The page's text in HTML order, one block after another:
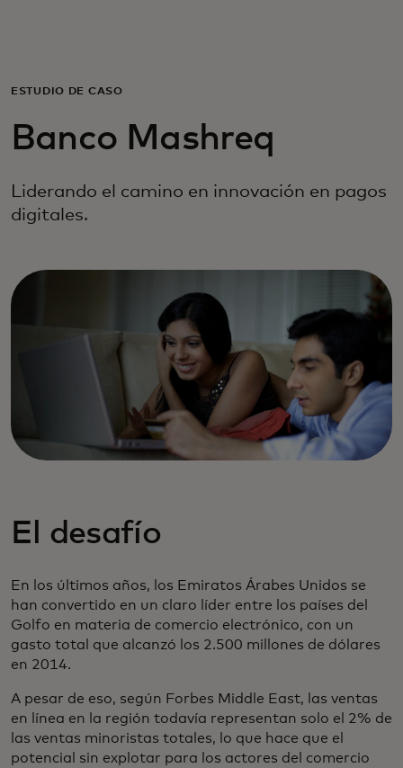
Para empresas
Para el mundo
Para innovadores
Noticias y tendencias
ESTUDIO DE CASO‎
Banco Mashreq
Liderando el camino en innovación en pagos
digitales.
El desafío
En los últimos años, los Emiratos Árabes Unidos se
han convertido en un claro líder entre los países del
Golfo en materia de comercio electrónico, con un
gasto total que alcanzó los 2.500 millones de dólares
en 2014.
A pesar de eso, según Forbes Middle East, las ventas
en línea en la región todavía representan solo el 2% de
las ventas minoristas totales, lo que hace que el
potencial sin explotar para los actores del comercio